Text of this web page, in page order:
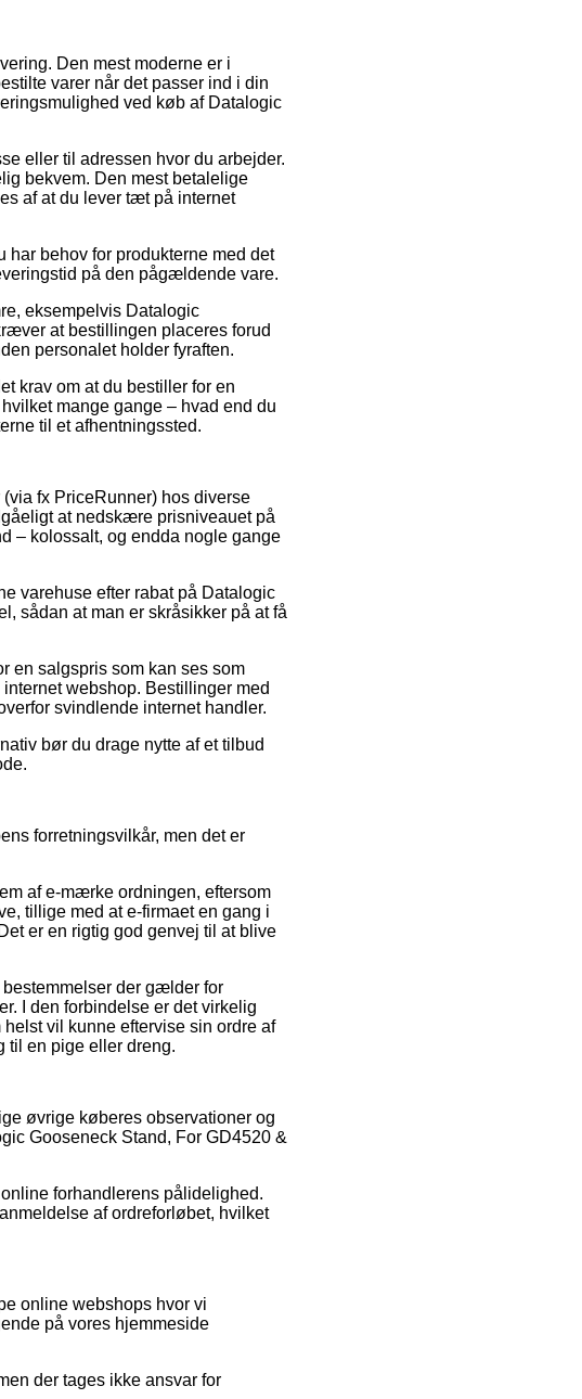
Den mest moderne er i
varer når det passer ind i din
ved køb af Datalogic
eller til adressen hvor du arbejder.
bekvem. Den mest betalelige
af at du lever tæt på internet
behov for produkterne med det
på den pågældende vare.
eksempelvis Datalogic
at bestillingen placeres forud
personalet holder fyraften.
krav om at du bestiller for en
mange gange – hvad end du
til et afhentningssted.
fx PriceRunner) hos diverse
at nedskære prisniveauet på
– kolossalt, og endda nogle gange
varehuse efter rabat på Datalogic
sådan at man er skråsikker på at få
en salgspris som kan ses som
webshop. Bestillinger med
svindlende internet handler.
bør du drage nytte af et tilbud
forretningsvilkår, men det er
af e-mærke ordningen, eftersom
tillige med at e-firmaet en gang i
er en rigtig god genvej til at blive
der gælder for
I den forbindelse er det virkelig
vil kunne eftervise sin ordre af
til en pige eller dreng.
øvrige køberes observationer og
Gooseneck Stand, For GD4520 &
forhandlerens pålidelighed.
af ordreforløbet, hvilket
online webshops hvor vi
på vores hjemmeside
der tages ikke ansvar for